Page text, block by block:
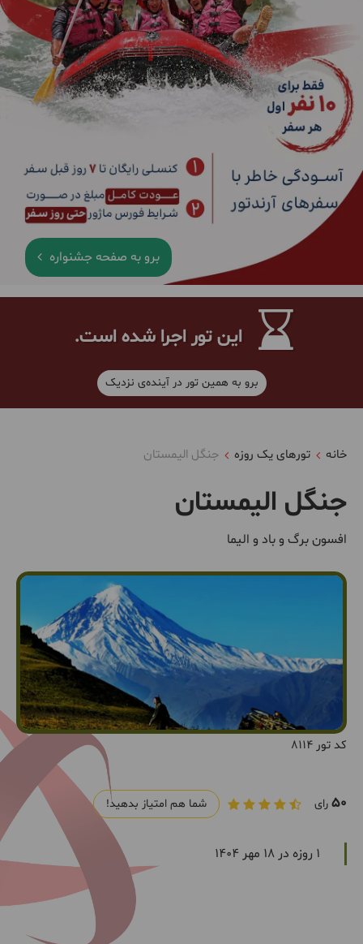
برو به صفحه جشنواره
این تور اجرا شده است.
برو به همین تور در آینده‌ی نزدیک
خانه تورهای یک روزه جنگل الیمستان
جنگل الیمستان
افسون برگ و باد و الیما
کد تور 8114
50 رای شما هم امتیاز بدهید!
1 روزه در 18 مهر 1404